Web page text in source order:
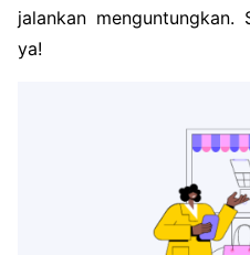
jalankan
ya!